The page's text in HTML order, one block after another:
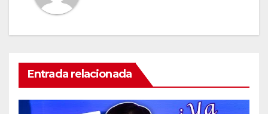
Entrada relacionada